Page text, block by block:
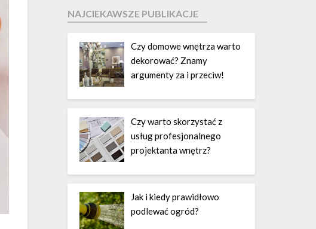
NAJCIEKAWSZE PUBLIKACJE
Czy domowe wnętrza warto
dekorować? Znamy
argumenty za i przeciw!
Czy warto skorzystać z
usług profesjonalnego
projektanta wnętrz?
Jak i kiedy prawidłowo
podlewać ogród?